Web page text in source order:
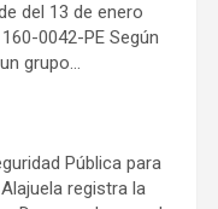
del 13 de enero
0042-PE Según
grupo…
Pública para
registra la